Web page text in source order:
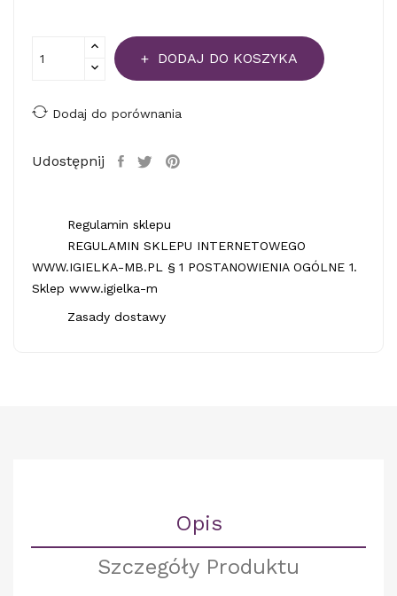
DODAJ DO KOSZYKA
Dodaj do porównania
Udostępnij
Regulamin sklepu
REGULAMIN SKLEPU INTERNETOWEGO
WWW.IGIELKA-MB.PL § 1 POSTANOWIENIA OGÓLNE 1.
Sklep www.igielka-m
Zasady dostawy
Opis
Szczegóły Produktu